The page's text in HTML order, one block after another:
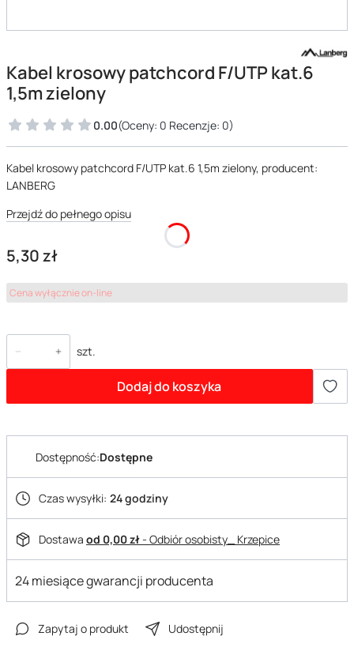
Kabel krosowy patchcord F/UTP kat.6
1,5m zielony
0.00(Oceny: 0 Recenzje: 0)
Kabel krosowy patchcord F/UTP kat.6 1,5m zielony, producent:
LANBERG
Przejdź do pełnego opisu
Cena
5,30 zł
Cena wyłącznie on-line
szt.
Dodaj do koszyka
Dostępność:Dostępne
Czas wysyłki: 24 godziny
Dostawa od 0,00 zł- Odbiór osobisty_ Krzepice
24 miesiące gwarancji producenta
Zapytaj o produkt Udostępnij